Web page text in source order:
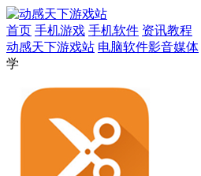
首页 手机游戏 手机软件 资讯教程
动感天下游戏站 电脑软件影音媒体
学